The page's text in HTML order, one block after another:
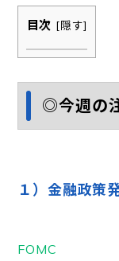
目次 [隠す]
◎今週の
１）金融政策
FOMC